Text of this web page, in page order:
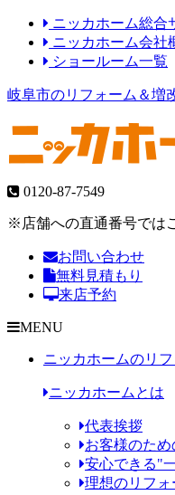
ニッカホーム総合
ニッカホーム会社
ショールーム一覧
岐阜市のリフォーム＆増
0120-87-7549
※店舗への直通番号では
お問い合わせ
無料見積もり
来店予約
MENU
ニッカホームのリ
ニッカホームとは
代表挨拶
お客様のた
安心できる"
理想のリフ